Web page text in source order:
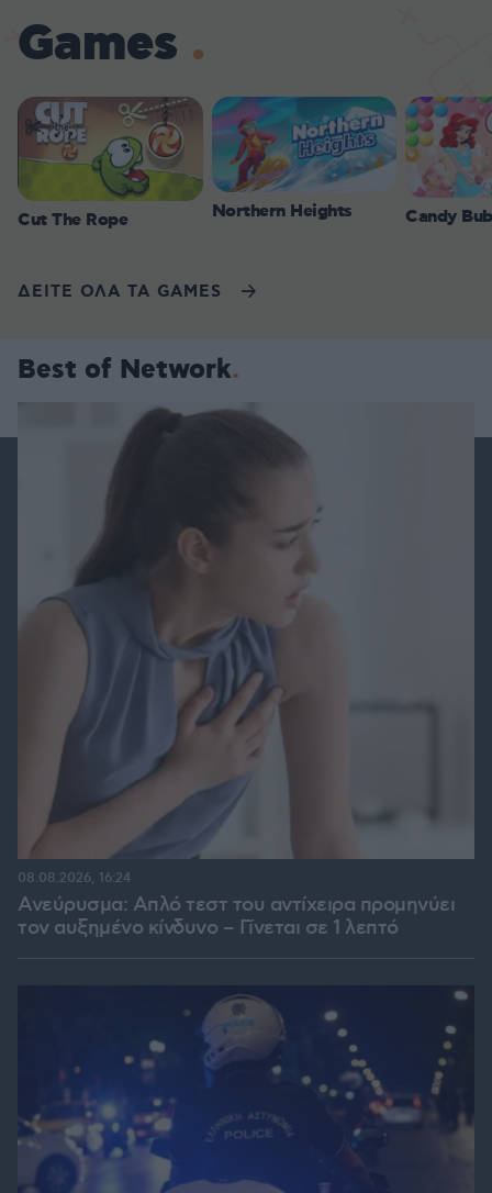
Games
Cut The Rope Northern Heights Candy
ΔΕΙΤΕ ΟΛΑ ΤΑ GAMES
Best of Network
Ανεύρυσμα: Απλό τεστ του αντίχειρα προμηνύει
τον αυξημένο κίνδυνο – Γίνεται σε 1 λεπτό
08.08.2026, 16:24